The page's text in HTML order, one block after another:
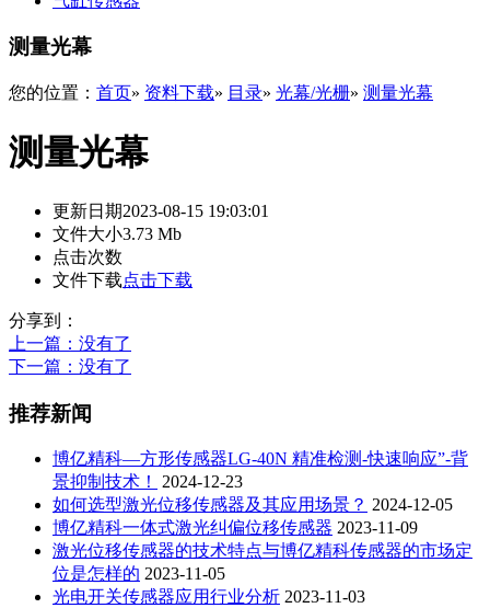
测量光幕
您的位置： 首页» 资料下载» 目录» 光幕/光栅» 测量光幕
测量光幕
更新日期2023-08-15 19:03:01
文件大小3.73 Mb
点击次数
文件下载点击下载
分享到：
上一篇 ：没有了
下一篇 ：没有了
推荐新闻
博亿精科—方形传感器LG-40N 精准检测-快速响应”-背
景抑制技术！
2024-12-23
如何选型激光位移传感器及其应用场景？ 2024-12-05
博亿精科一体式激光纠偏位移传感器 2023-11-09
激光位移传感器的技术特点与博亿精科传感器的市场定
位是怎样的 2023-11-05
光电开关传感器应用行业分析 2023-11-03